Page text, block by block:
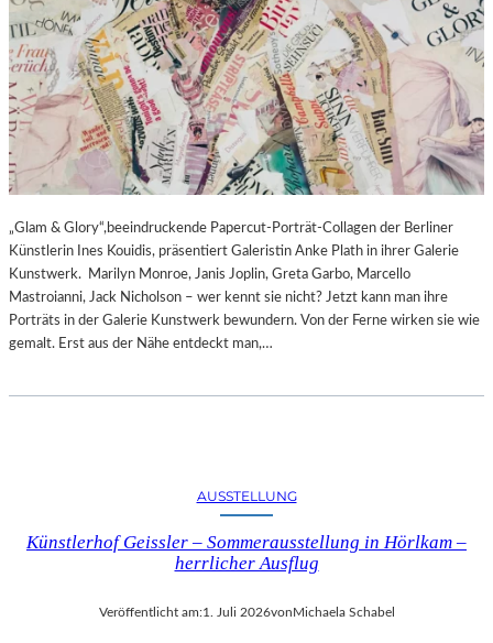
„Glam & Glory“,beeindruckende Papercut-Porträt-Collagen der Berliner
Künstlerin Ines Kouidis, präsentiert Galeristin Anke Plath in ihrer Galerie
Kunstwerk. Marilyn Monroe, Janis Joplin, Greta Garbo, Marcello
Mastroianni, Jack Nicholson – wer kennt sie nicht? Jetzt kann man ihre
Porträts in der Galerie Kunstwerk bewundern. Von der Ferne wirken sie wie
gemalt. Erst aus der Nähe entdeckt man,…
AUSSTELLUNG
Künstlerhof Geissler – Sommerausstellung in Hörlkam –
herrlicher Ausflug
Veröffentlicht am:1. Juli 2026vonMichaela Schabel